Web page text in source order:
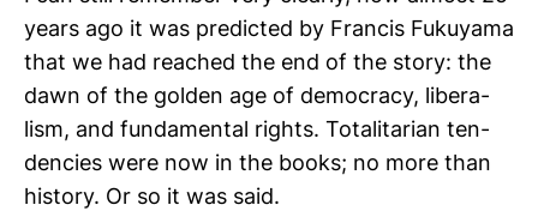
years ago it was pre­dicted by Francis Fuku­yama
that we had rea­ched the end of the story: the
dawn of the golden age of democracy, libe­ra­
lism, and fun­da­mental rights. Tota­li­ta­rian ten­
den­cies were now in the books; no more than
his­tory. Or so it was said.